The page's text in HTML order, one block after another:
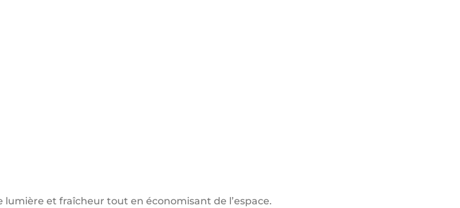
et fraîcheur tout en économisant de l’espace.